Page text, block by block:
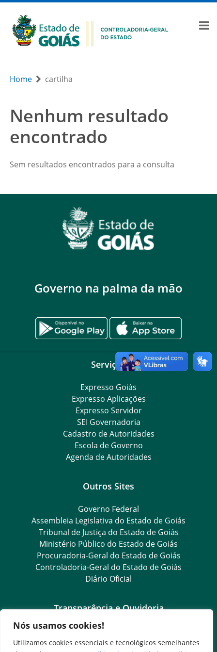
Nós usamos cookies!
Utilizamos cookies essenciais e tecnológicos semelhantes
Home cartilha
Nenhum resultado
encontrado
Sem resultados encontrados para a consulta
Governo na palma da mão
Serviços
Expresso Goiás
Expresso Aplicações
Expresso Servidor
SEI Governadoria
Cadastro de Autoridades
Escola de Governo
Agenda de Autoridades
Outros Sites
Governo Federal
Assembleia Legislativa do Estado de Goiás
Tribunal de Justiça do Estado de Goiás
Ministério Público do Estado de Goiás
Procuradoria-Geral do Estado de Goiás
Controladoria-Geral do Estado de Goiás
Diário Oficial
Transparência e Ouvidoria
LGPD
Goiás Transparência